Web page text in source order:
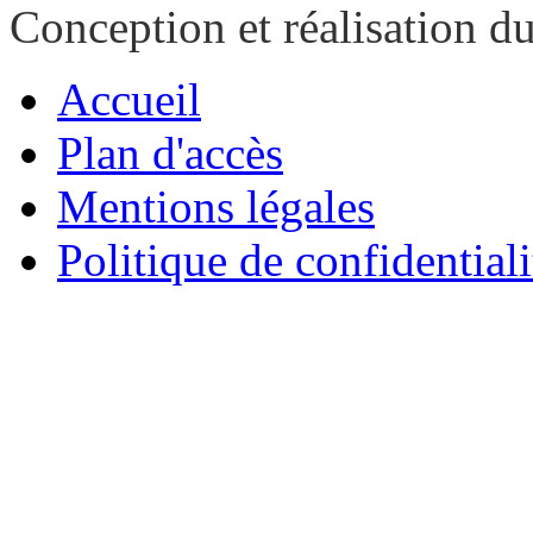
Conception et réalisation
Accueil
Plan d'accès
Mentions légales
Politique de